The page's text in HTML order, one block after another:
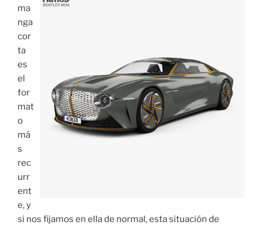
ma
nga
cor
ta
es
el
for
mat
o
má
s
rec
urr
ent
e, y
si nos fijamos en ella de normal, esta situación de